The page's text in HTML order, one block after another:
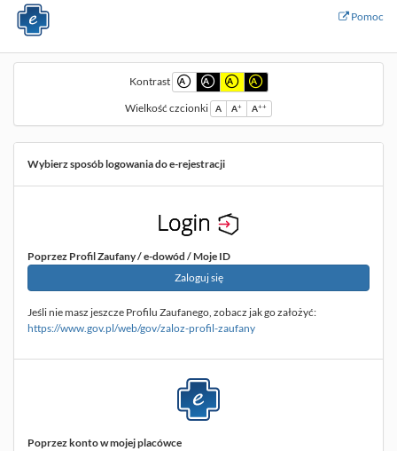
Pomoc
Kontrast A A A A
Wielkość czcionki A A+ A++
Wybierz sposób logowania do e-rejestracji
Poprzez Profil Zaufany / e-dowód / Moje ID
Zaloguj sięprzez profil zaufany
Jeśli nie masz jeszcze Profilu Zaufanego, zobacz jak go założyć:
https://www.gov.pl/web/gov/zaloz-profil-zaufany
Poprzez konto w mojej placówce